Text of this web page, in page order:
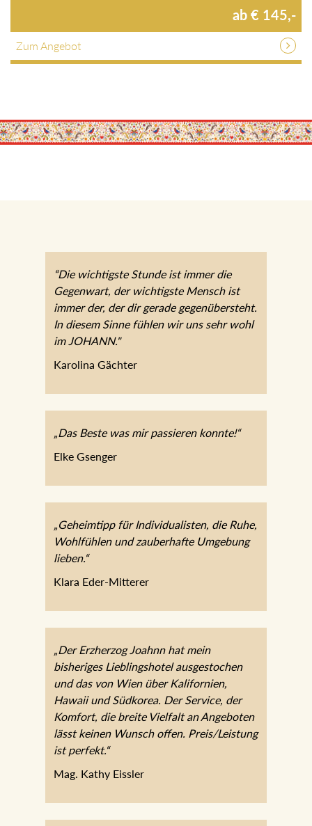
ab € 145,-
Zum Angebot
“Die wichtigste Stunde ist immer die
Gegenwart, der wichtigste Mensch ist
immer der, der dir gerade gegenübersteht.
In diesem Sinne fühlen wir uns sehr wohl
im JOHANN."
Karolina Gächter
„Das Beste was mir passieren konnte!“
Elke Gsenger
„Geheimtipp für Individualisten, die Ruhe,
Wohlfühlen und zauberhafte Umgebung
lieben.“
Klara Eder-Mitterer
„Der Erzherzog Joahnn hat mein
bisheriges Lieblingshotel ausgestochen
und das von Wien über Kalifornien,
Hawaii und Südkorea. Der Service, der
Komfort, die breite Vielfalt an Angeboten
lässt keinen Wunsch offen. Preis/Leistung
ist perfekt.“
Mag. Kathy Eissler